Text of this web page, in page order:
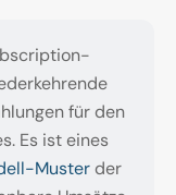
für den
Es ist eines
Musterder